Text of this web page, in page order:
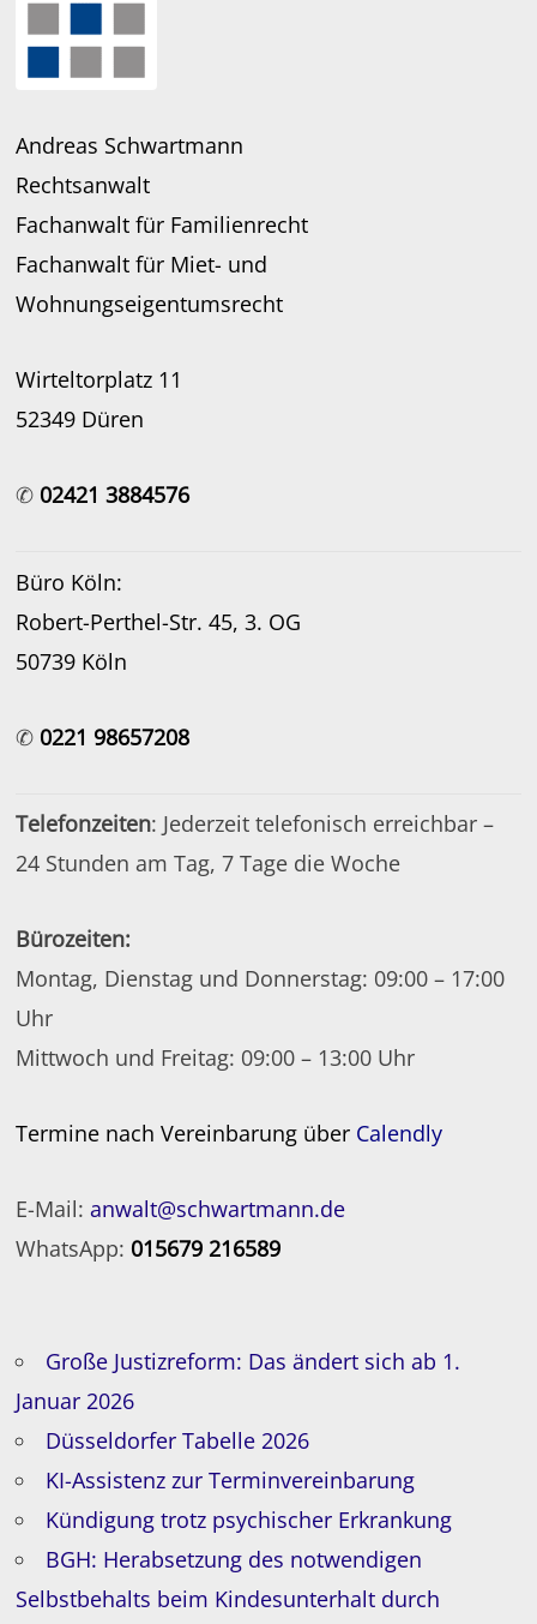
Andreas Schwartmann
Rechtsanwalt
Fachanwalt für Familienrecht
Fachanwalt für Miet- und
Wohnungseigentumsrecht
Wirteltorplatz 11
52349 Düren
✆ 02421 3884576
Büro Köln:
Robert-Perthel-Str. 45, 3. OG
50739 Köln
✆ 0221 98657208
Telefonzeiten: Jederzeit telefonisch erreichbar –
24 Stunden am Tag, 7 Tage die Woche
Bürozeiten:
Montag, Dienstag und Donnerstag: 09:00 – 17:00
Uhr
Mittwoch und Freitag: 09:00 – 13:00 Uhr
Termine nach Vereinbarung über Calendly
E-Mail:anwalt@schwartmann.de
WhatsApp: 015679 216589
Große Justizreform: Das ändert sich ab 1.
Januar 2026
Düsseldorfer Tabelle 2026
KI-Assistenz zur Terminvereinbarung
Kündigung trotz psychischer Erkrankung
BGH: Herabsetzung des notwendigen
Selbstbehalts beim Kindesunterhalt durch